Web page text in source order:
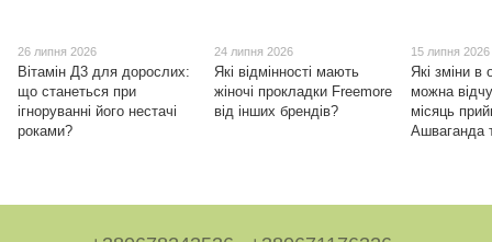
26 липня 2026
Вітамін Д3 для дорослих:
що станеться при
ігноруванні його нестачі
роками?
24 липня 2026
Які відмінності мають
жіночі прокладки Freemore
від інших брендів?
15 липня 2026
Які зміни в
можна
місяць
Ашваганда